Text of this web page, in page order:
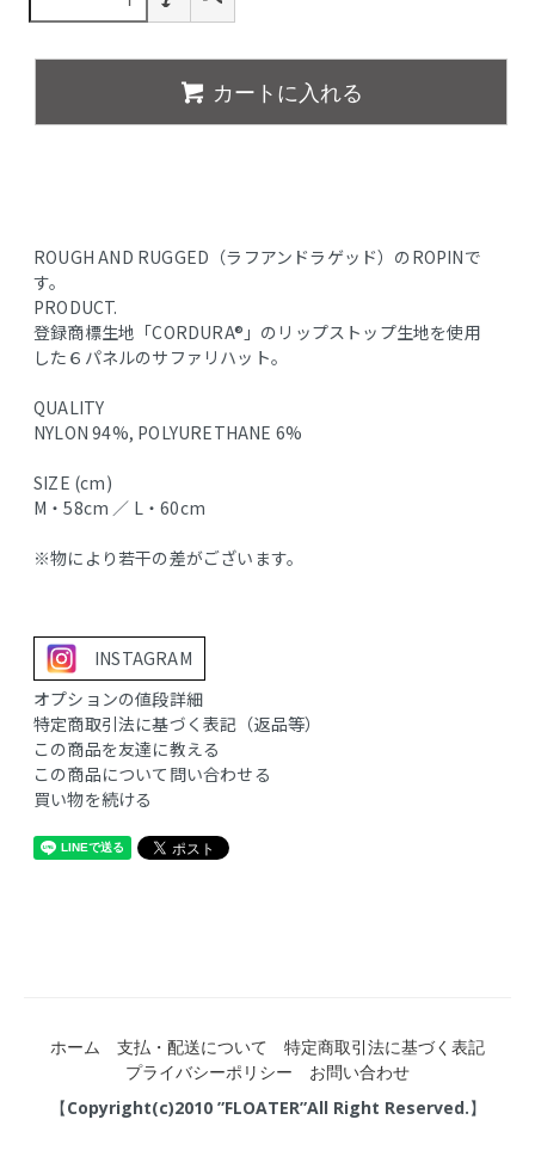
カートに入れる
ROUGH AND RUGGED（ラフアンドラゲッド）のROPINで
す。
PRODUCT.
登録商標生地「CORDURA®」のリップストップ生地を使用
した６パネルのサファリハット。
QUALITY
NYLON 94%, POLYURETHANE 6%
SIZE (cm)
M・58cm ／ L・60cm
※物により若干の差がございます。
INSTAGRAM
オプションの値段詳細
特定商取引法に基づく表記（返品等）
この商品を友達に教える
この商品について問い合わせる
買い物を続ける
ホーム 支払・配送について
特定商取引法に基づく表記
プライバシーポリシー
お問い合わせ
【Copyright(c)2010 ”FLOATER”All Right Reserved.】